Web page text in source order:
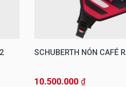
SCHUBERTH NÓN CAFÉ
10.500.000 ₫